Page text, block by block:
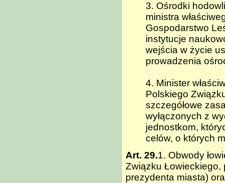
3. Ośrodki
ministra
Gospodarstwo
instytucje
wejścia w życie
prowadzenia
4. Minister
Polskiego
szczegółowe
wyłączonych z
jednostkom,
celów, o których
Art. 29.1. Obwody
Związku Łowieckiego,
prezydenta miasta)